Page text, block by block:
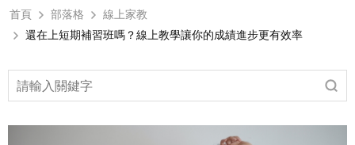
首頁 部落格
線上家教
還在上短期補習班嗎？線上教學讓你的成績進步更有效率